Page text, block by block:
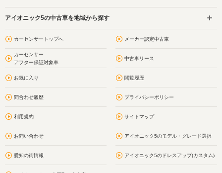
アイオニック5の中古車を地域から探す
カーセンサートップへ メーカー認定中古車
カーセンサー
アフター保証対象車
中古車リース
お気に入り 閲覧履歴
問合わせ履歴 プライバシーポリシー
利用規約 サイトマップ
お問い合わせ アイオニック5のモデル・グレード選択
愛知の街情報 アイオニック5のドレスアップ(カスタム)